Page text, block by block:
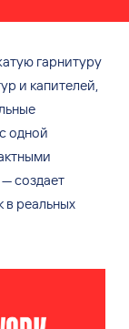
гарнитуру
и капителей,
одной
— создает
в реальных